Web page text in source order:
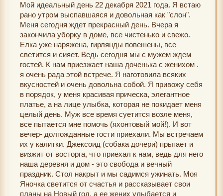
Мой идеальный день 22 декабря 2021 года. Я встаю
рано утром выспавшаяся и довольная как "слон".
Меня сегодня ждет прекрасный день. Вчера я
закончила уборку в доме, все чистенько и свежо.
Елка уже наряжена, гирлянды повешены, все
светится и сияет. Ведь сегодня мы с мужем ждем
гостей. К нам приезжает наша доченька с женихом .
я очень рада этой встрече. Я наготовила всяких
вкусностей и очень довольна собой. Я привожу себя
в порядок, у меня красивая прическа, элегантное
платье, а на лице улыбка, которая не покидает меня
целый день. Муж все время суетится возле меня,
все пытается мне помочь (яхонтовый мой!). И вот
вечер- долгожданные гости приехали. Мы встречаем
их у калитки. Джексоид (собака дочери) прыгает и
визжит от восторга, что приехал к нам, ведь для него
наша деревня и дом - это свобода и вечный
праздник. Стол накрыт и мы садимся ужинать. Моя
Яночка светится от счастья и рассказывает свои
планы на Новый год, а ее жених улыбается и